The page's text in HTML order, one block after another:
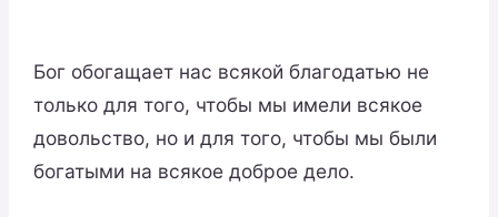
Бог обогащает нас всякой благодатью не
только для того, чтобы мы имели всякое
довольство, но и для того, чтобы мы были
богатыми на всякое доброе дело.